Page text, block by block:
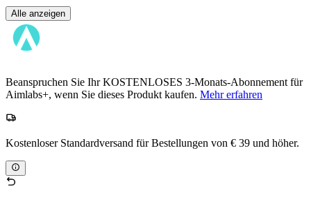
Alle anzeigen
Beanspruchen Sie Ihr KOSTENLOSES 3-Monats-Abonnement für
Aimlabs+, wenn Sie dieses Produkt kaufen. Mehr erfahren
Kostenloser Standardversand für Bestellungen von € 39 und höher.